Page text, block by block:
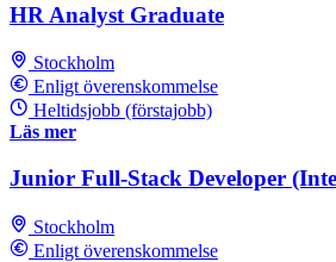
HR Analyst Graduate
Stockholm
Enligt överenskommelse
Heltidsjobb (förstajobb)
Läs mer
Junior Full-Stack Developer
Stockholm
Enligt överenskommelse